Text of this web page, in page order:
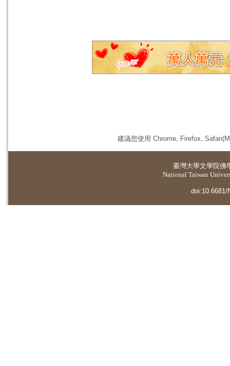
建議您使用 Chrome, Firefox,
臺灣大學文學院佛
National Taiwan
doi:10.6681/